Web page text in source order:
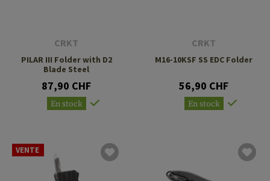
CRKT
PILAR III Folder with D2
Blade Steel
87,90 CHF
En stock
CRKT
M16-10KSF SS EDC Folder
56,90 CHF
En stock
VENTE